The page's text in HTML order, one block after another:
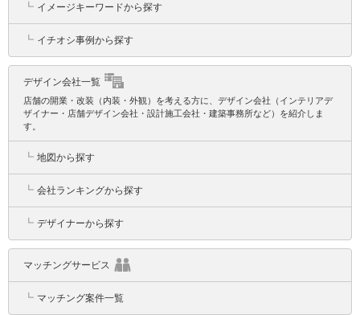
┗ イメージキーワードから探す
┗ イチオシ事例から探す
デザイン会社一覧
店舗の開業・改装（内装・外観）を考える方に、デザイン会社（インテリアデ
ザイナー・店舗デザイン会社・設計施工会社・建築事務所など）を紹介しま
す。
┗ 地図から探す
┗ 会社ランキングから探す
┗ デザイナーから探す
マッチングサービス
┗ マッチング案件一覧